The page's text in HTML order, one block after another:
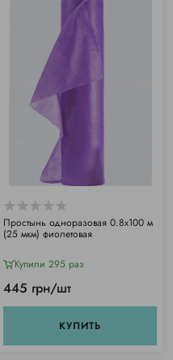
Простынь одноразовая 0.8х100 м
(25 мкм) фиолетовая
Купили 295 раз
445 грн/шт
КУПИТЬ